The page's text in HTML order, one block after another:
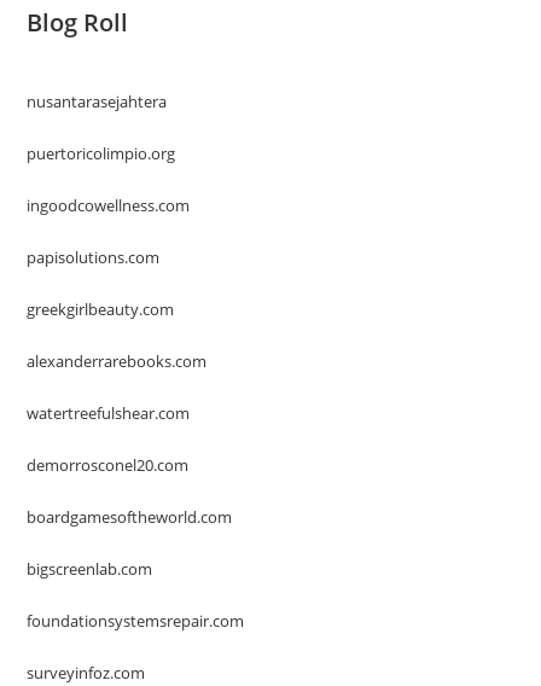
Blog Roll
nusantarasejahtera
puertoricolimpio.org
ingoodcowellness.com
papisolutions.com
greekgirlbeauty.com
alexanderrarebooks.com
watertreefulshear.com
demorrosconel20.com
boardgamesoftheworld.com
bigscreenlab.com
foundationsystemsrepair.com
surveyinfoz.com